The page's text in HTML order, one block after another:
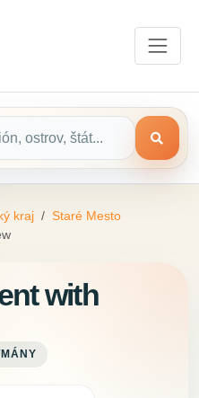
kraj
Staré Mesto
with